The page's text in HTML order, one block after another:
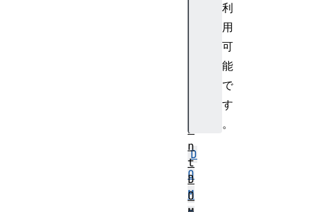
利
用
可
能
で
す
。
D
O
M
i
n
t
D
O